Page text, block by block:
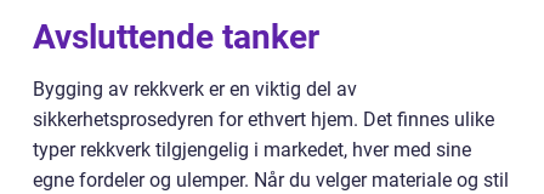
Avsluttende tanker
Bygging av rekkverk er en viktig del av
sikkerhetsprosedyren for ethvert hjem. Det finnes ulike
typer rekkverk tilgjengelig i markedet, hver med sine
egne fordeler og ulemper. Når du velger materiale og stil